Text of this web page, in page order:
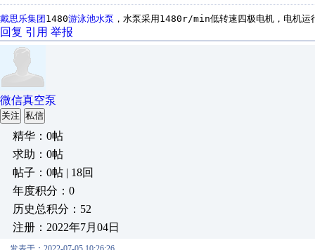
戴思乐集团 1480游泳池水泵 ， 水泵采用1480r/min低转速四极电机，电机运
回复 引用 举报
微信真空泵
关注 私信
精华：0帖
求助：0帖
帖子：0帖 | 18回
年度积分：0
历史总积分：52
注册：2022年7月04日